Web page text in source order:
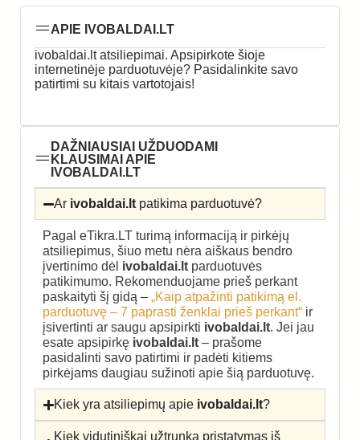
APIE IVOBALDAI.LT
ivobaldai.lt atsiliepimai. Apsipirkote šioje
internetinėje parduotuvėje? Pasidalinkite savo
patirtimi su kitais vartotojais!
DAŽNIAUSIAI UŽDUODAMI
KLAUSIMAI APIE
IVOBALDAI.LT
Ar ivobaldai.lt patikima parduotuvė?
Pagal eTikra.LT turimą informaciją ir pirkėjų
atsiliepimus, šiuo metu nėra aiškaus bendro
įvertinimo dėl ivobaldai.lt parduotuvės
patikimumo. Rekomenduojame prieš perkant
paskaityti šį gidą – „Kaip atpažinti patikimą el.
parduotuvę – 7 paprasti ženklai prieš perkant“ ir
įsivertinti ar saugu apsipirkti ivobaldai.lt. Jei jau
esate apsipirkę ivobaldai.lt – prašome
pasidalinti savo patirtimi ir padėti kitiems
pirkėjams daugiau sužinoti apie šią parduotuvę.
Kiek yra atsiliepimų apie ivobaldai.lt?
Kiek vidutiniškai užtrunka pristatymas iš